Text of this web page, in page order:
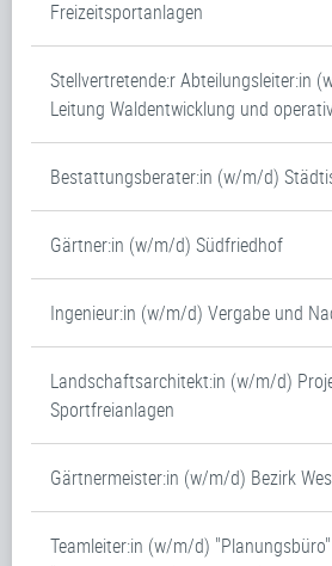
Freizeitsportanlagen
Stellvertretende:r Abteilungsleiter:in
Leitung Waldentwicklung und
Bestattungsberater:in (w/m/d)
Gärtner:in (w/m/d) Südfriedhof
Ingenieur:in (w/m/d) Vergabe und
Landschaftsarchitekt:in (w/m/d)
Sportfreianlagen
Gärtnermeister:in (w/m/d) Bezirk
Teamleiter:in (w/m/d)